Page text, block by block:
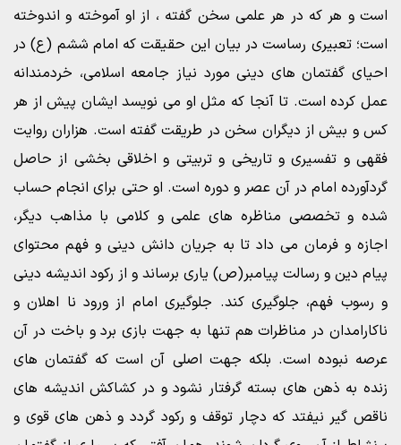
است و هر که در هر علمی سخن گفته ، از او آموخته و اندوخته
است؛ تعبیری رساست در بیان این حقیقت که امام ششم (ع) در
احیای گفتمان های دینی مورد نیاز جامعه اسلامی، خردمندانه
عمل کرده است. تا آنجا که مثل او می نویسد ایشان پیش از هر
کس و بیش از دیگران سخن در طریقت گفته است. هزاران روایت
فقهی و تفسیری و تاریخی و تربیتی و اخلاقی بخشی از حاصل
گردآورده امام در آن عصر و دوره است. او حتی برای انجام حساب
شده و تخصصی مناظره های علمی و کلامی با مذاهب دیگر،
اجازه و فرمان می داد تا به جریان دانش دینی و فهم محتوای
پیام دین و رسالت پیامبر(ص) یاری برساند و از رکود اندیشه دینی
و رسوب فهم، جلوگیری کند. جلوگیری امام از ورود نا اهلان و
ناکارامدان در مناظرات هم تنها به جهت بازی برد و باخت در آن
عرصه نبوده است. بلکه جهت اصلی آن است که گفتمان های
زنده به ذهن های بسته گرفتار نشود و در کشاکش اندیشه های
ناقص گیر نیفتد که دچار توقف و رکود گردد و ذهن های قوی و